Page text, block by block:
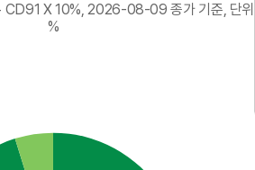
CD91 X 10%, 2026-08-09 종가 기준, 단위
%